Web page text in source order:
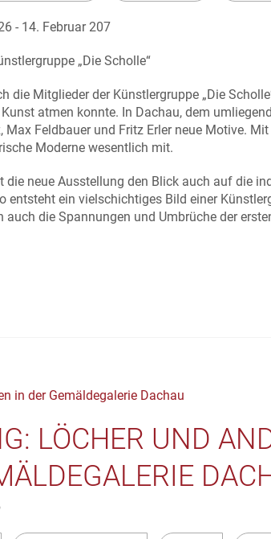
- 14. Februar 207
„Die Scholle“
die Mitglieder der Künstlergruppe „Die
atmen konnte. In Dachau, dem
Feldbauer und Fritz Erler neue Motive.
Moderne wesentlich mit.
die neue Ausstellung den Blick auch auf die
entsteht ein vielschichtiges Bild einer
die Spannungen und Umbrüche der
LÖCHER UND